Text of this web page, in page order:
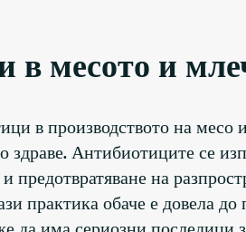
в месото и
в производството на
Антибиотиците се
предотвратяване на
практика обаче е довела